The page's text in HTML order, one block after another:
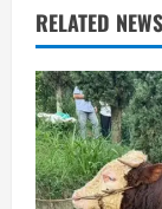
RELATED NEWS